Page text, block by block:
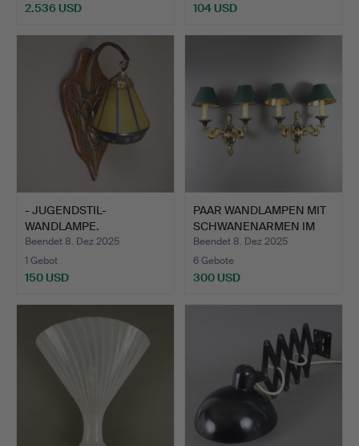
2.536 USD 104 USD
- JUGENDSTIL-
WANDLAMPE.
Beendet 8. Dez 2025
1 Gebot
150 USD
PAAR WANDLAMPEN MIT
SCHWANENARMEN IM
EMPIR…
Beendet 8. Dez 2025
6 Gebote
300 USD